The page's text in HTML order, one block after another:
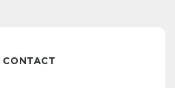
CONTACT